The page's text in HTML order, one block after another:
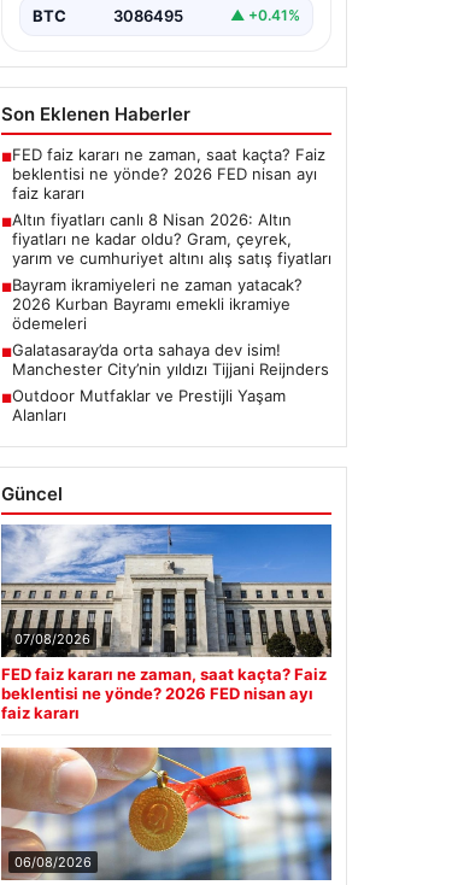
BTC 3086495 ▲ +0.41%
Son Eklenen Haberler
■FED faiz kararı ne zaman, saat kaçta? Faiz
beklentisi ne yönde? 2026 FED nisan ayı
faiz kararı
■Altın fiyatları canlı 8 Nisan 2026: Altın
fiyatları ne kadar oldu? Gram, çeyrek,
yarım ve cumhuriyet altını alış satış fiyatları
■Bayram ikramiyeleri ne zaman yatacak?
2026 Kurban Bayramı emekli ikramiye
ödemeleri
■Galatasaray’da orta sahaya dev isim!
Manchester City’nin yıldızı Tijjani Reijnders
■Outdoor Mutfaklar ve Prestijli Yaşam
Alanları
Güncel
07/08/2026
FED faiz kararı ne zaman, saat kaçta? Faiz
beklentisi ne yönde? 2026 FED nisan ayı
faiz kararı
06/08/2026